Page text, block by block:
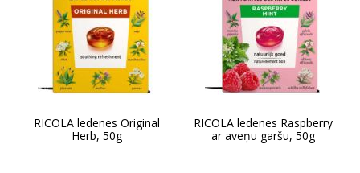
RICOLA ledenes Original
Herb, 50g
RICOLA ledenes Raspberry
ar aveņu garšu, 50g